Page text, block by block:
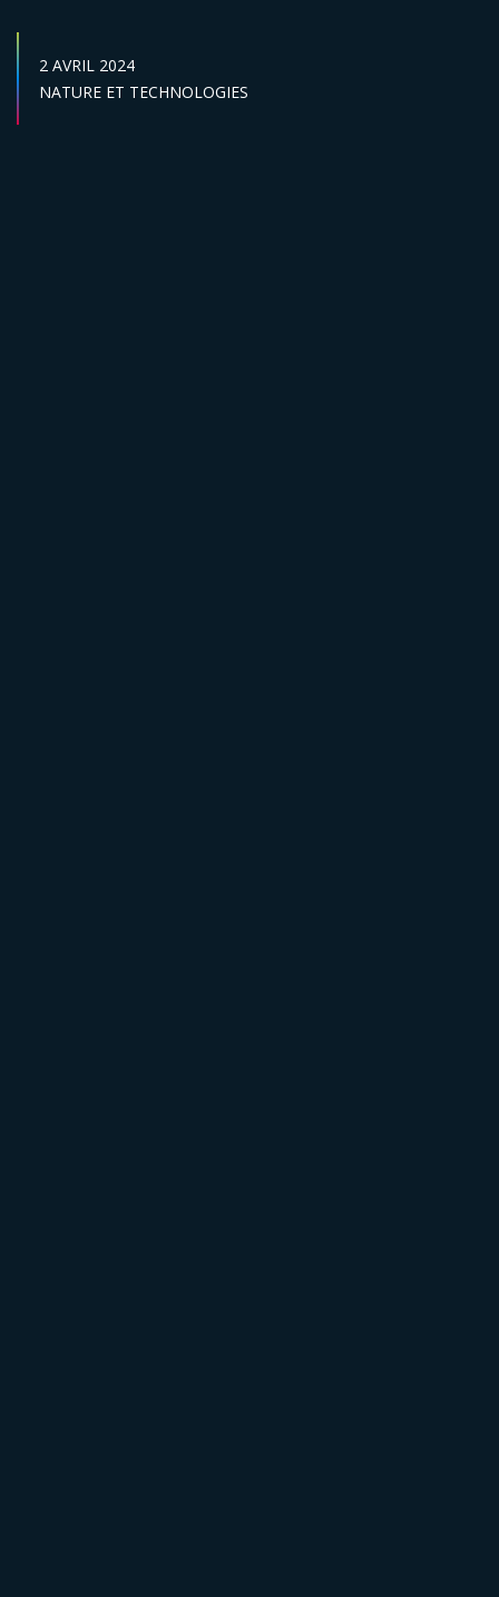
DATE DE PUBLICATION :
2 AVRIL 2024
Secteur :
NATURE ET TECHNOLOGIES